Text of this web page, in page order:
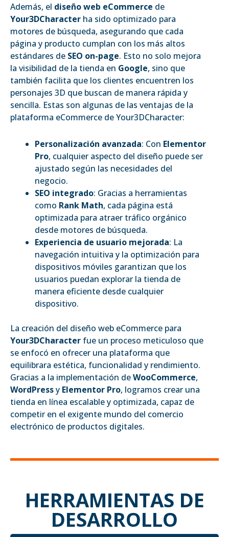
Además, el diseño web eCommerce de
Your3DCharacter ha sido optimizado para
motores de búsqueda, asegurando que cada
página y producto cumplan con los más altos
estándares de SEO on-page. Esto no solo mejora
la visibilidad de la tienda en Google, sino que
también facilita que los clientes encuentren los
personajes 3D que buscan de manera rápida y
sencilla. Estas son algunas de las ventajas de la
plataforma eCommerce de Your3DCharacter:
Personalización avanzada: Con Elementor
Pro, cualquier aspecto del diseño puede ser
ajustado según las necesidades del
negocio.
SEO integrado: Gracias a herramientas
como Rank Math, cada página está
optimizada para atraer tráfico orgánico
desde motores de búsqueda.
Experiencia de usuario mejorada: La
navegación intuitiva y la optimización para
dispositivos móviles garantizan que los
usuarios puedan explorar la tienda de
manera eficiente desde cualquier
dispositivo.
La creación del diseño web eCommerce para
Your3DCharacter fue un proceso meticuloso que
se enfocó en ofrecer una plataforma que
equilibrara estética, funcionalidad y rendimiento.
Gracias a la implementación deWooCommerce,
WordPressy Elementor Pro, logramos crear una
tienda en línea escalable y optimizada, capaz de
competir en el exigente mundo del comercio
electrónico de productos digitales.
HERRAMIENTAS DE
DESARROLLO